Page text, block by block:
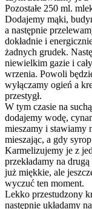
Pozostałe 250 ml.
Dodajemy mąki,
a następnie
dokładnie i
żadnych grudek.
niewielkim gazie i
wrzenia. Powoli
wyłączamy ogień a
przestygł.
W tym czasie na
dodajemy wodę,
mieszamy i stawiamy
mieszając, a gdy
Karmelizujemy je z
przekładamy na
już miękkie, ale
wyczuć ten moment.
Lekko przestudzony
następnie układamy